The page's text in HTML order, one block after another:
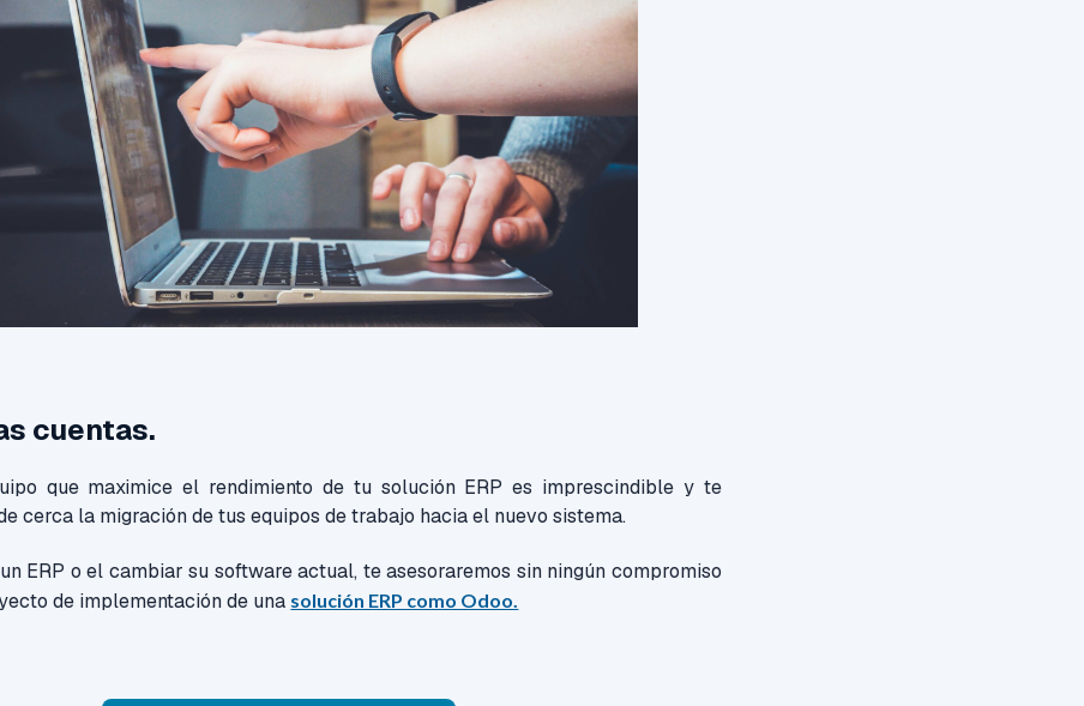
cuentas.
que maximice el rendimiento de tu solución ERP es imprescindible y te
cerca la migración de tus equipos de trabajo hacia el nuevo sistema.
ERP o el cambiar su software actual, te asesoraremos sin ningún compromiso
de implementación de una solución ERP como Odoo.